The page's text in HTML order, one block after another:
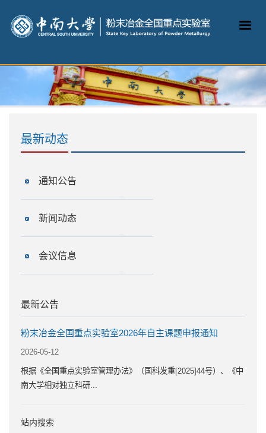
最新动态
通知公告
新闻动态
会议信息
最新公告
粉末冶金全国重点实验室2026年自主课题申报通知
2026-05-12
根据《全国重点实验室管理办法》（国科发重[2025]44号）、《中
南大学相对独立科研...
站内搜索